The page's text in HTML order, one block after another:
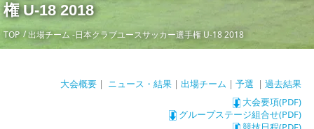
権 U-18 2018
TOP 出場チーム -日本クラブユースサッカー選手権 U-18 2018
大会概要| ニュース・結果| 出場チーム | 予選 | 過去結果
大会要項(PDF)
グループステージ組合せ(PDF)